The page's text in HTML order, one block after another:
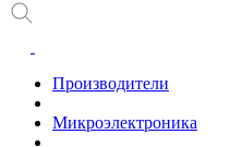
Производители
Микроэлектроника